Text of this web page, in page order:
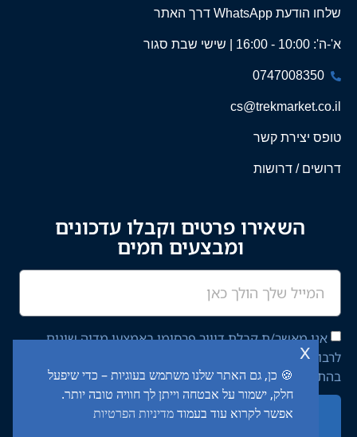
🍪 כן, גם האתר שלנו משתמש בעוגיות – כדי שיפעל
חלק, ישמור על אבטחה וייתן לך חוויה טובה יותר.
אפשר לקרוא עוד בעמודמדיניות הפרטיות
x
שלחו הודעת WhatsApp דרך האתר
א'-ה': 10:00 - 16:00 | שישי שבת סגור
0747008350
cs@trekmarket.co.il
טופס יצירת קשר
דרושים / דרושות
השאירו פרטים וקבלו עדכונים
ומבצעים חמים
אני מאשר/ת קבלת דיוור פרסומי באמצעי מדיה שונים
לרבות מסרון ודוא"ל מחברת יציב איתן השקעות בע"מ,
בהתאם ל־מדיניות הפרטיותבאתר.
שליחה